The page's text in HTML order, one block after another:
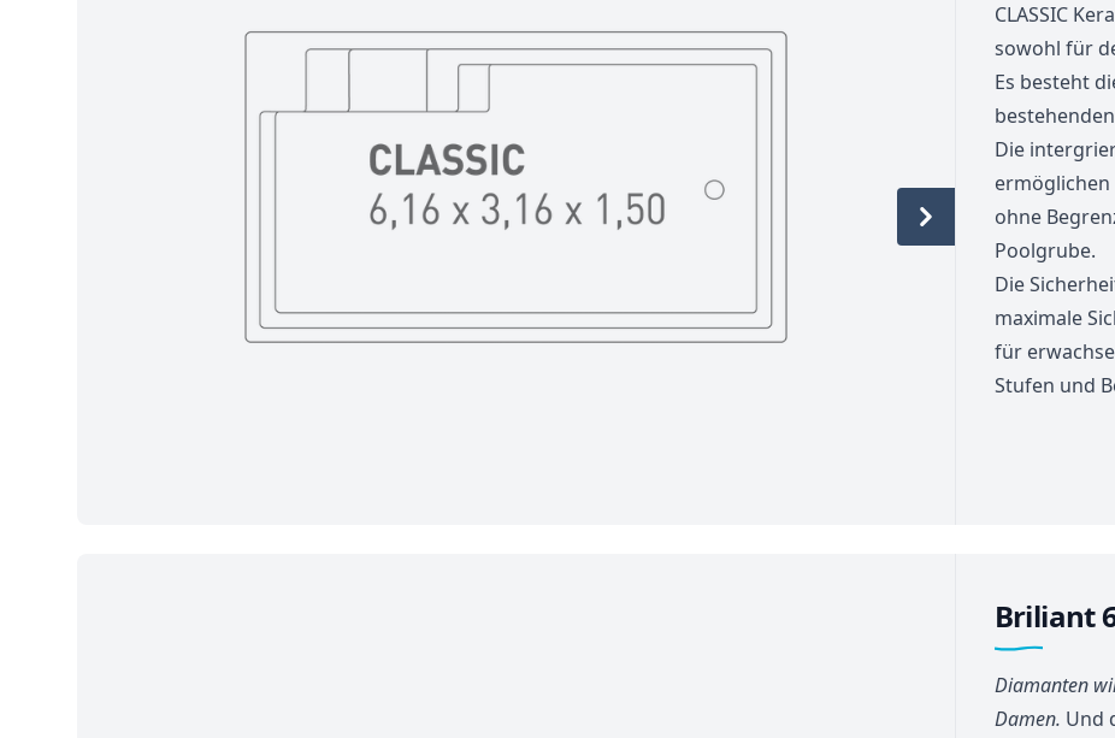
CLASSIC
sowohl für
Es besteht
Die
ohne
Poolgrube.
Die
maximale
für
Stufen und
Briliant
Diamanten
Damen. Und